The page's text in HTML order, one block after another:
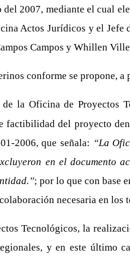
2007, mediante el cual
Actos Jurídicos y el
Campos y Whillen
conforme se propone, a
la Oficina de Proyectos
factibilidad del proyecto
2006, que señala: “La
en el
; por lo que con base
necesaria en los
Tecnológicos, la
y en este último